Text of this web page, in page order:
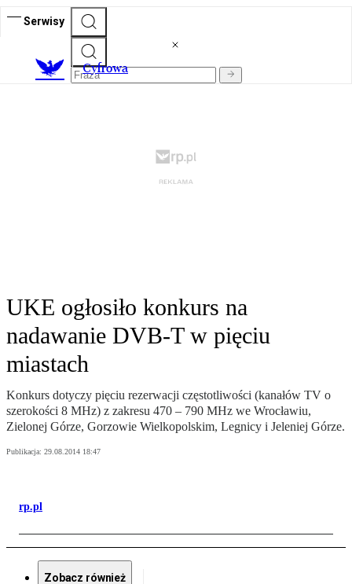
Serwisy
Cyfrowa
UKE ogłosiło konkurs na
nadawanie DVB-T w pięciu
miastach
Konkurs dotyczy pięciu rezerwacji częstotliwości (kanałów TV o
szerokości 8 MHz) z zakresu 470 – 790 MHz we Wrocławiu,
Zielonej Górze, Gorzowie Wielkopolskim, Legnicy i Jeleniej Górze.
Publikacja: 29.08.2014 18:47
rp.pl
Zobacz również